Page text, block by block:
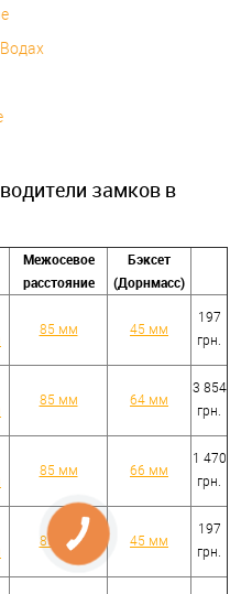
замков в
Межосевое
расстояние
Бэксет
(Дорнмасс)
85 мм 45 мм
197
грн.
85 мм 64 мм
3 854
грн.
85 мм 66 мм
1 470
грн.
85 мм 45 мм
197
грн.